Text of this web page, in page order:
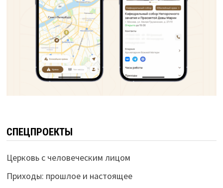
СПЕЦПРОЕКТЫ
Церковь с человеческим лицом
Приходы: прошлое и настоящее